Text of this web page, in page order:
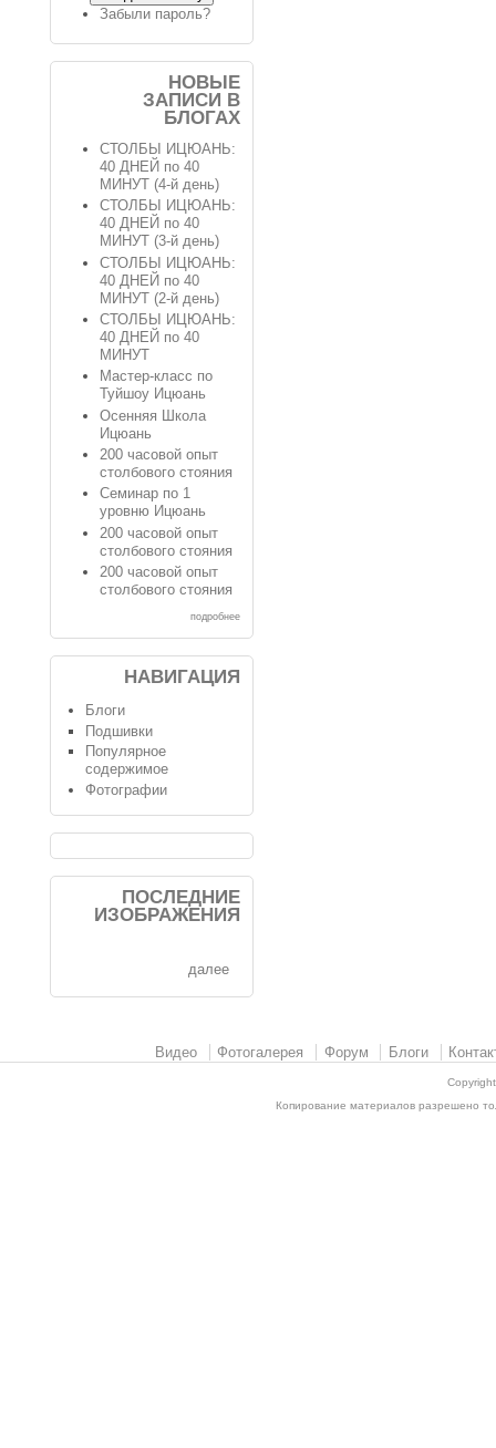
Забыли пароль?
НОВЫЕ
ЗАПИСИ В
БЛОГАХ
СТОЛБЫ ИЦЮАНЬ:
40 ДНЕЙ по 40
МИНУТ (4-й день)
СТОЛБЫ ИЦЮАНЬ:
40 ДНЕЙ по 40
МИНУТ (3-й день)
СТОЛБЫ ИЦЮАНЬ:
40 ДНЕЙ по 40
МИНУТ (2-й день)
СТОЛБЫ ИЦЮАНЬ:
40 ДНЕЙ по 40
МИНУТ
Мастер-класс по
Туйшоу Ицюань
Осенняя Школа
Ицюань
200 часовой опыт
столбового стояния
Семинар по 1
уровню Ицюань
200 часовой опыт
столбового стояния
200 часовой опыт
столбового стояния
подробнее
НАВИГАЦИЯ
Блоги
Подшивки
Популярное
содержимое
Фотографии
ПОСЛЕДНИЕ
ИЗОБРАЖЕНИЯ
далее
Видео Фотогалерея Форум Блоги
Копирование материалов разрешено